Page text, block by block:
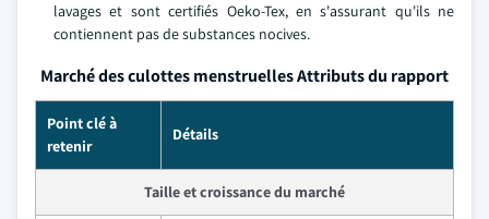
lavages et sont certifiés Oeko-Tex, en s'assurant qu'ils ne
contiennent pas de substances nocives.
Marché des culottes menstruelles Attributs du rapport
Point clé à
retenir
Détails
Taille et croissance du marché